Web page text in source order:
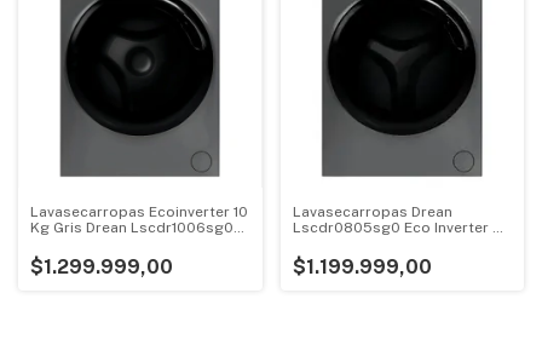
Lavasecarropas Ecoinverter 10
Kg Gris Drean Lscdr1006sg0
$1.299.999,00
Lavasecarropas Drean
Lscdr0805sg0 Eco Inverter 8
$1.199.999,00